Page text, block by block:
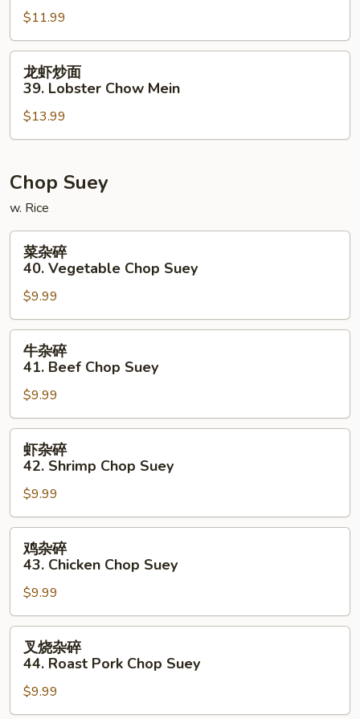
38.
House
Special
Chow
Mein
$11.99
39.
Chow
龙虾炒面
39. Lobster Chow Mein
$13.99
Chop Suey
w. Rice
40.
Vegetable
Chop
Suey
菜杂碎
40. Vegetable Chop Suey
$9.99
41.
Beef
Chop
Suey
牛杂碎
41. Beef Chop Suey
$9.99
42.
Shrimp
Chop
Suey
虾杂碎
42. Shrimp Chop Suey
$9.99
43.
Chicken
Chop
Suey
鸡杂碎
43. Chicken Chop Suey
$9.99
44.
叉烧杂碎
44. Roast Pork Chop Suey
$9.99